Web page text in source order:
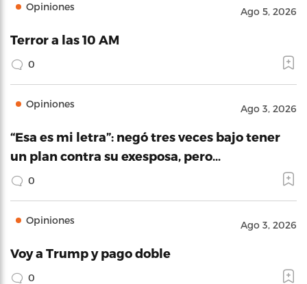
Opiniones Ago 5, 2026
Terror a las 10 AM
0
Opiniones Ago 3, 2026
“Esa es mi letra”: negó tres veces bajo tener
un plan contra su exesposa, pero…
0
Opiniones Ago 3, 2026
Voy a Trump y pago doble
0